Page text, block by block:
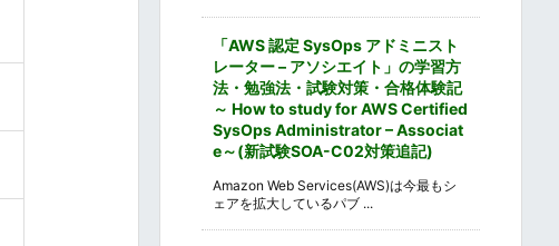
「AWS 認定 SysOps アドミニスト
レーター – アソシエイト」の学習方
法・勉強法・試験対策・合格体験記
～ How to study for AWS Certified
SysOps Administrator – Associat
e～(新試験SOA-C02対策追記)
Amazon Web Services(AWS)は今最もシ
ェアを拡大しているパブ ...